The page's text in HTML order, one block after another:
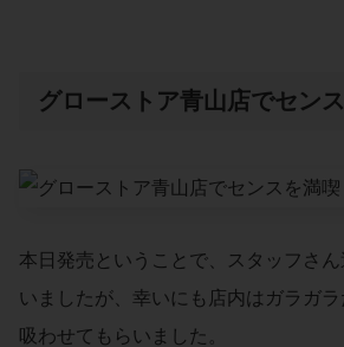
グローストア青山店でセン
本日発売ということで、スタッフさ
いましたが、幸いにも店内はガラガ
吸わせてもらいました。